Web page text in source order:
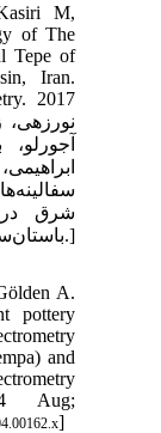
M,
of The
Tepe of
Iran.
2017
شرق
A.
pottery
and
Aug;
]